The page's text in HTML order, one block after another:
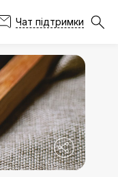
Чат підтримки